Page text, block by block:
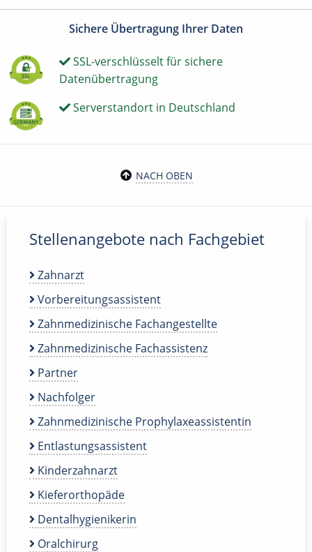
Sichere Übertragung Ihrer Daten
SSL-verschlüsselt für sichere
Datenübertragung
Serverstandort in Deutschland
NACH OBEN
Stellenangebote nach Fachgebiet
Zahnarzt
Vorbereitungsassistent
Zahnmedizinische Fachangestellte
Zahnmedizinische Fachassistenz
Partner
Nachfolger
Zahnmedizinische Prophylaxeassistentin
Entlastungsassistent
Kinderzahnarzt
Kieferorthopäde
Dentalhygienikerin
Oralchirurg